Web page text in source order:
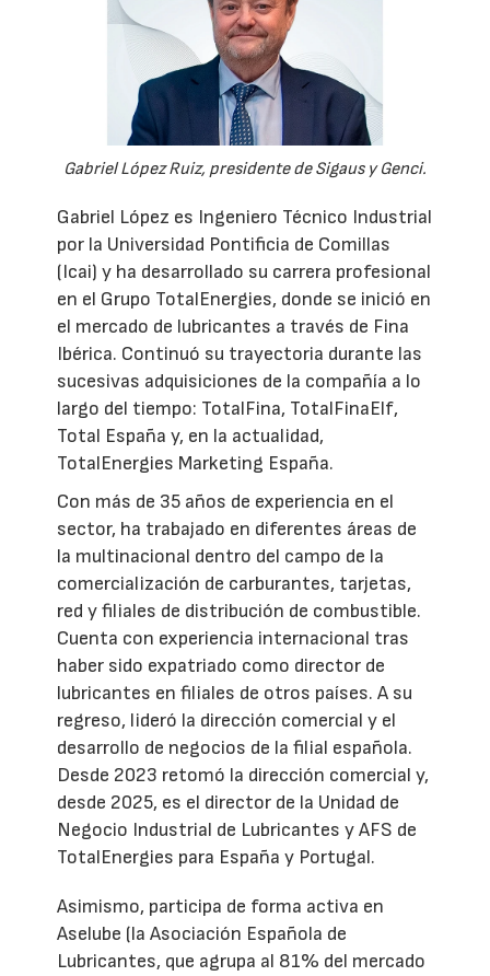
Gabriel López Ruiz, presidente de Sigaus y Genci.
Gabriel López es Ingeniero Técnico Industrial
por la Universidad Pontificia de Comillas
(Icai) y ha desarrollado su carrera profesional
en el Grupo TotalEnergies, donde se inició en
el mercado de lubricantes a través de Fina
Ibérica. Continuó su trayectoria durante las
sucesivas adquisiciones de la compañía a lo
largo del tiempo: TotalFina, TotalFinaElf,
Total España y, en la actualidad,
TotalEnergies Marketing España.
Con más de 35 años de experiencia en el
sector, ha trabajado en diferentes áreas de
la multinacional dentro del campo de la
comercialización de carburantes, tarjetas,
red y filiales de distribución de combustible.
Cuenta con experiencia internacional tras
haber sido expatriado como director de
lubricantes en filiales de otros países. A su
regreso, lideró la dirección comercial y el
desarrollo de negocios de la filial española.
Desde 2023 retomó la dirección comercial y,
desde 2025, es el director de la Unidad de
Negocio Industrial de Lubricantes y AFS de
TotalEnergies para España y Portugal.
Asimismo, participa de forma activa en
Aselube (la Asociación Española de
Lubricantes, que agrupa al 81% del mercado